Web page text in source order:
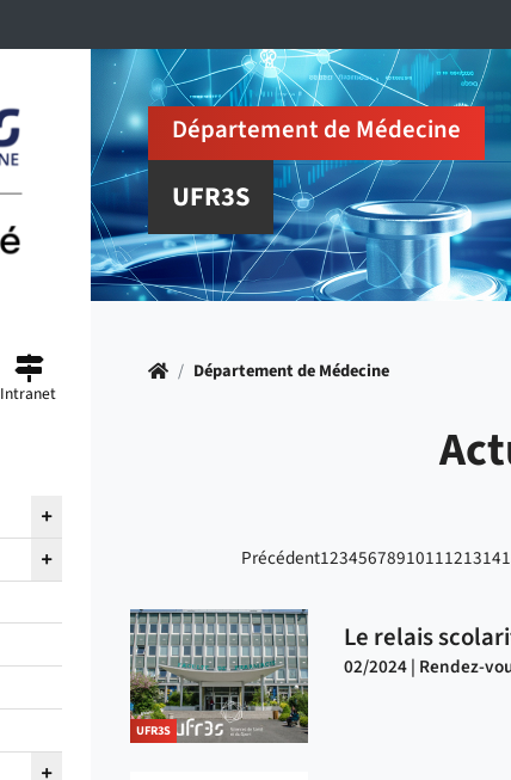
Intranet
Département de Médecine
UFR3S
Accueil
/ Département de Médecine
Précédent1234567891011121314
UFR3S
Le relais
02/2024 | Rendez-